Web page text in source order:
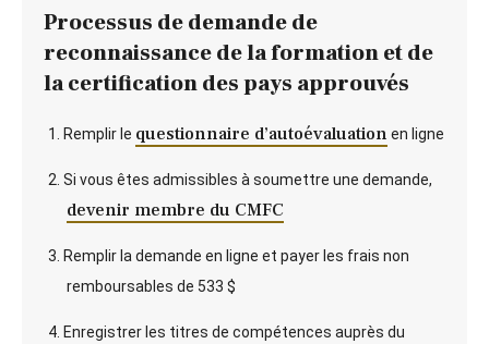
Processus de demande de
reconnaissance de la formation et de
la certification des pays approuvés
Remplir le questionnaire d’autoévaluation en ligne
Si vous êtes admissibles à soumettre une demande,
devenir membre du CMFC
Remplir la demande en ligne et payer les frais non
remboursables de 533 $
Enregistrer les titres de compétences auprès du